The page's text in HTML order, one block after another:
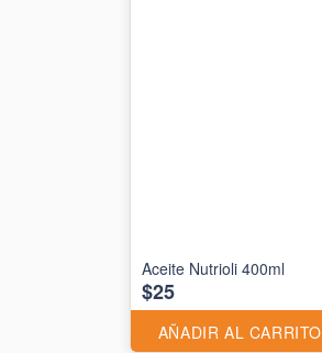
Aceite Nutrioli 400ml
$25
AÑADIR AL CARRITO